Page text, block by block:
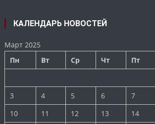
КАЛЕНДАРЬ НОВОСТЕЙ
Март 2025
Пн
Вт Ср Чт Пт
3
4 5 6 7
10
11 12 13 14